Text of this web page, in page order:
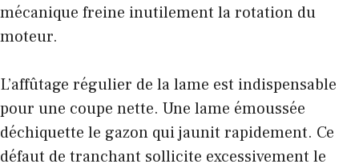
mécanique freine inutilement la rotation du
moteur.
L’affûtage régulier de la lame est indispensable
pour une coupe nette. Une lame émoussée
déchiquette le gazon qui jaunit rapidement. Ce
défaut de tranchant sollicite excessivement le